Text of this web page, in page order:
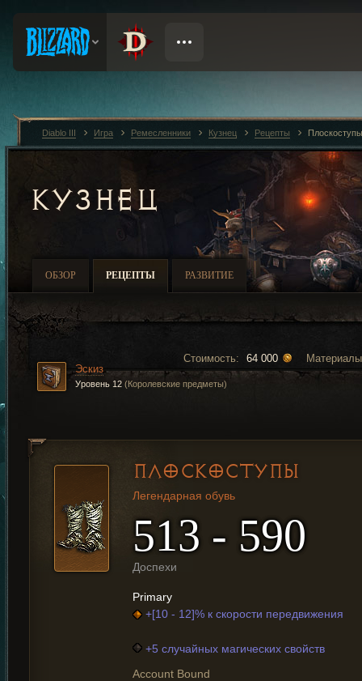
КУЗНЕЦ
ОБЗОР РЕЦЕПТЫ РАЗВИТИЕ
Стоимость:
64 000
Эскиз
Уровень 12 (Королевские предметы)
ПЛОСКОСТУПЫ
Легендарная обувь
513 - 590
Доспехи
Primary
+[10 - 12]% к скорости передвижения
+5 случайных магических свойств
Account Bound
Diablo III Игра Ремесленники Кузнец Рецепты Плоскоступы